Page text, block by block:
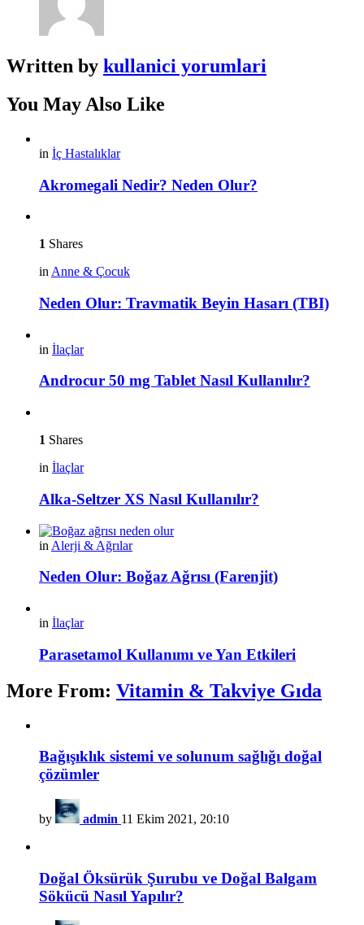
Written by kullanici yorumlari
You May Also Like
in İç Hastalıklar
Akromegali Nedir? Neden Olur?
1 Shares
in Anne & Çocuk
Neden Olur: Travmatik Beyin Hasarı (TBI)
in İlaçlar
Androcur 50 mg Tablet Nasıl Kullanılır?
1 Shares
in İlaçlar
Alka-Seltzer XS Nasıl Kullanılır?
in Alerji & Ağrılar
Neden Olur: Boğaz Ağrısı (Farenjit)
in İlaçlar
Parasetamol Kullanımı ve Yan Etkileri
More From: Vitamin & Takviye Gıda
Bağışıklık sistemi ve solunum sağlığı doğal
çözümler
by admin 11 Ekim 2021, 20:10
Doğal Öksürük Şurubu ve Doğal Balgam
Sökücü Nasıl Yapılır?